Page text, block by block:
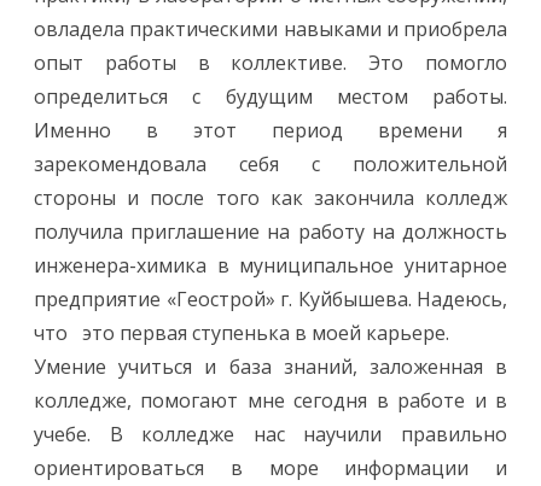
овладела практическими навыками и приобрела
опыт работы в коллективе. Это помогло
определиться с будущим местом работы.
Именно в этот период времени я
зарекомендовала себя с положительной
стороны и после того как закончила колледж
получила приглашение на работу на должность
инженера-химика в муниципальное унитарное
предприятие «Геострой» г. Куйбышева. Надеюсь,
что это первая ступенька в моей карьере.
Умение учиться и база знаний, заложенная в
колледже, помогают мне сегодня в работе и в
учебе. В колледже нас научили правильно
ориентироваться в море информации и